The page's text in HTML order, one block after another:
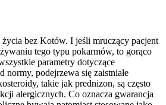
bez Kotów. I jeśli mruczący pacjent
tego typu pokarmów, to gorąco
parametry dotyczące
normy, podejrzewa się zaistniałe
takie jak prednizon, są często
alergicznych. Co oznacza gwarancja